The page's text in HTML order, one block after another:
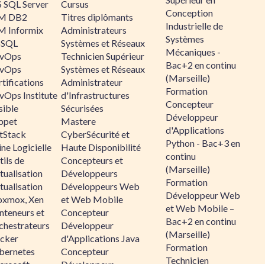
SQL Server
DB2
Informix
Institute
Logicielle
de
Xen
et
Cursus
Titres diplômants
Administrateurs
Systèmes et Réseaux
Technicien Supérieur
Systèmes et Réseaux
Administrateur
d'Infrastructures
Sécurisées
Mastere
CyberSécurité et
Haute Disponibilité
Concepteurs et
Développeurs
Développeurs Web
et Web Mobile
Concepteur
Développeur
d'Applications Java
Concepteur
Conception
Industrielle de
Systèmes
Mécaniques -
Bac+2 en continu
(Marseille)
Formation
Concepteur
Développeur
d'Applications
Python - Bac+3 en
continu
(Marseille)
Formation
Développeur Web
et Web Mobile –
Bac+2 en continu
(Marseille)
Formation
Technicien